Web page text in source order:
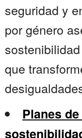
seguridad y
por género
que
Planes